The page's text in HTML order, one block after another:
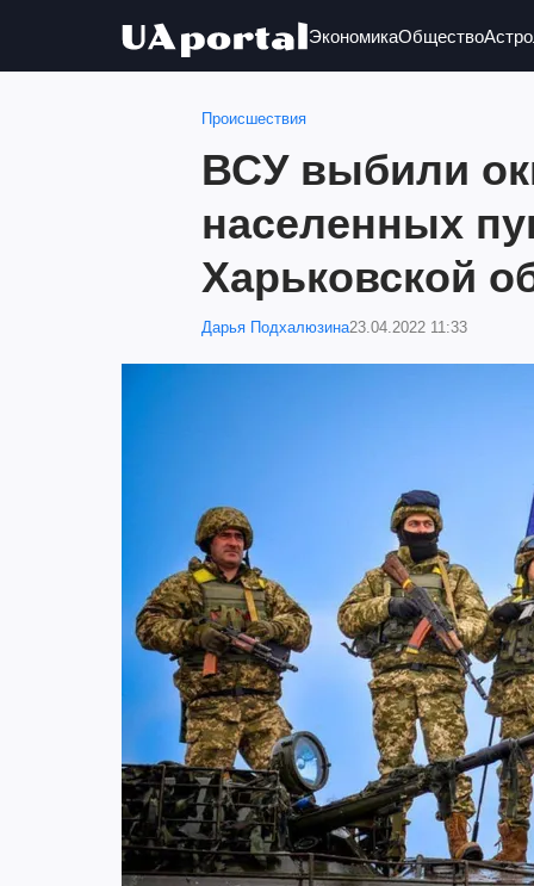
ЭкономикаОбщество
Происшествия
ВСУ выбили
населенных
Харьковской
Дарья Подхалюзина23.04.2022 11:33